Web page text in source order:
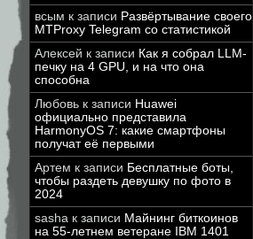
всым к записи Развёртывание своего
MTProxy Telegram со статистикой
Алексей к записи Как я собрал LLM-
печку на 4 GPU, и на что она
способна
Любовь к записи Huawei
официально представила
HarmonyOS 7: какие смартфоны
получат её первыми
Артем к записи Бесплатные боты,
чтобы раздеть девушку по фото в
2024
sasha к записи Майнинг биткоинов
на 55-летнем ветеране IBM 1401